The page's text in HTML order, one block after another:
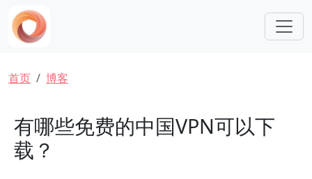
跳转到主要内容
面包屑
首页 博客
有哪些免费的中国VPN可以下
载？